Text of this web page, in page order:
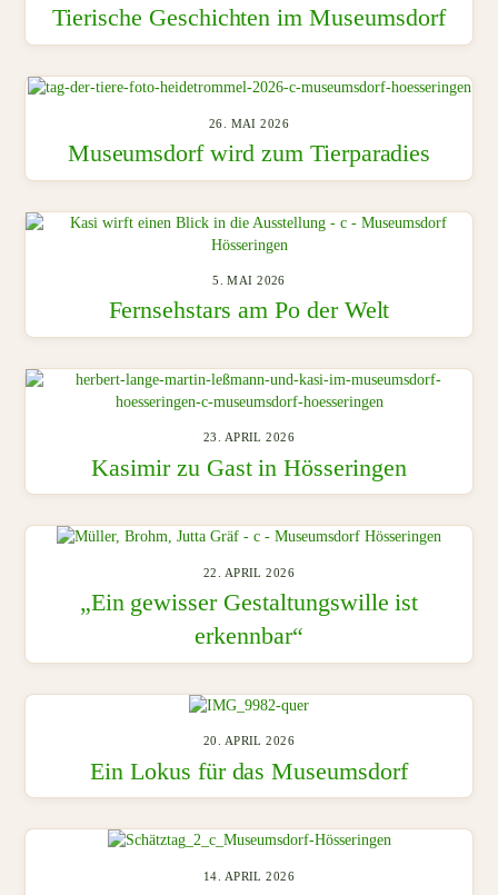
Tierische Geschichten im Museumsdorf
26. MAI 2026
Museumsdorf wird zum Tierparadies
5. MAI 2026
Fernsehstars am Po der Welt
23. APRIL 2026
Kasimir zu Gast in Hösseringen
22. APRIL 2026
„Ein gewisser Gestaltungswille ist
erkennbar“
20. APRIL 2026
Ein Lokus für das Museumsdorf
14. APRIL 2026